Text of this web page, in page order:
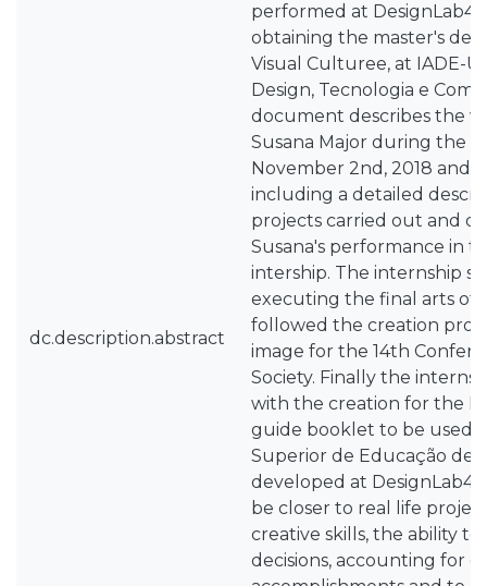
dc.description.abstract
performed at
obtaining the master's
Visual Culturee, at IADE-
Design, Tecnologia e
document describes the
Susana Major during the
November 2nd, 2018 and
including a detailed
projects carried out and
Susana's performance in
intership. The internship
executing the final arts of
followed the creation
image for the 14th
Society. Finally the
with the creation for the
guide booklet to be used
Superior de Educação de
developed at
be closer to real life
creative skills, the ability
decisions, accounting for